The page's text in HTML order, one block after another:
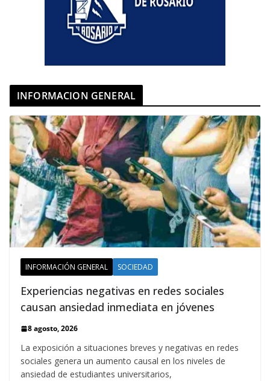
INFORMACION GENERAL
INFORMACIÓN GENERAL SOCIEDAD
Experiencias negativas en redes sociales
causan ansiedad inmediata en jóvenes
8 agosto, 2026
La exposición a situaciones breves y negativas en redes
sociales genera un aumento causal en los niveles de
ansiedad de estudiantes universitarios,